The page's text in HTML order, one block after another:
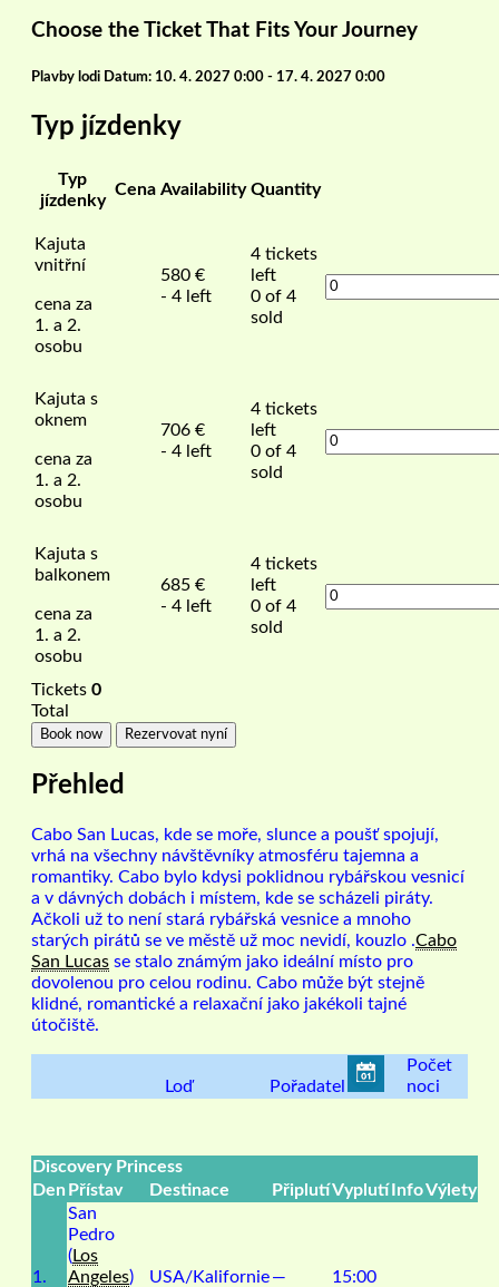
Choose the Ticket That Fits Your Journey
Plavby lodi Datum: 10. 4. 2027 0:00 - 17. 4. 2027 0:00
Typ jízdenky
Typ
jízdenky
Cena Availability Quantity
Kajuta
vnitřní
cena za
1. a 2.
osobu
580 €
- 4 left
4 tickets
left
0 of 4
sold
Kajuta s
oknem
cena za
1. a 2.
osobu
706 €
- 4 left
4 tickets
left
0 of 4
sold
Kajuta s
balkonem
cena za
1. a 2.
osobu
685 €
- 4 left
4 tickets
left
0 of 4
sold
Tickets 0
Total
Book now Rezervovat nyní
Přehled
Cabo San Lucas, kde se moře, slunce a poušť spojují,
vrhá na všechny návštěvníky atmosféru tajemna a
romantiky. Cabo bylo kdysi poklidnou rybářskou vesnicí
a v dávných dobách i místem, kde se scházeli piráty.
Ačkoli už to není stará rybářská vesnice a mnoho
starých pirátů se ve městě už moc nevidí, kouzlo .Cabo
San Lucas se stalo známým jako ideální místo pro
dovolenou pro celou rodinu. Cabo může být stejně
klidné, romantické a relaxační jako jakékoli tajné
útočiště.
Loď Pořadatel
Počet
noci
Discovery Princess
Den Přístav Destinace PřiplutíVyplutí InfoVýlety
1.
San
Pedro
(Los
Angeles) USA/Kalifornie— 15:00